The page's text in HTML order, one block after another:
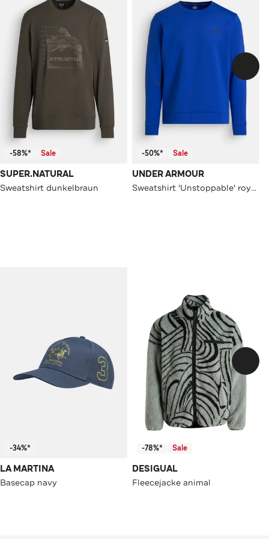
-58%* Sale
SUPER.NATURAL
Sweatshirt dunkelbraun
-50%* Sale
UNDER ARMOUR
Sweatshirt 'Unstoppable' royalblau
-34%*
LA MARTINA
Basecap navy
-78%* Sale
DESIGUAL
Fleecejacke animal